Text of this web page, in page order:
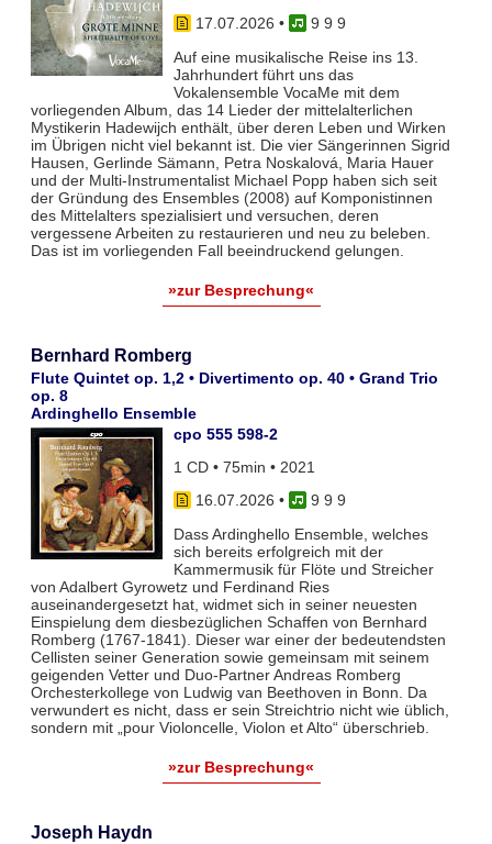
17.07.2026 •
9 9 9
Auf eine musikalische Reise ins 13.
Jahrhundert führt uns das
Vokalensemble VocaMe mit dem
vorliegenden Album, das 14 Lieder der mittelalterlichen
Mystikerin Hadewijch enthält, über deren Leben und Wirken
im Übrigen nicht viel bekannt ist. Die vier Sängerinnen Sigrid
Hausen, Gerlinde Sämann, Petra Noskalová, Maria Hauer
und der Multi-Instrumentalist Michael Popp haben sich seit
der Gründung des Ensembles (2008) auf Komponistinnen
des Mittelalters spezialisiert und versuchen, deren
vergessene Arbeiten zu restaurieren und neu zu beleben.
Das ist im vorliegenden Fall beeindruckend gelungen.
»zur Besprechung«
Bernhard Romberg
Flute Quintet op. 1,2 • Divertimento op. 40 • Grand Trio
op. 8
Ardinghello Ensemble
cpo 555 598-2
1 CD • 75min • 2021
16.07.2026 •
9 9 9
Dass Ardinghello Ensemble, welches
sich bereits erfolgreich mit der
Kammermusik für Flöte und Streicher
von Adalbert Gyrowetz und Ferdinand Ries
auseinandergesetzt hat, widmet sich in seiner neuesten
Einspielung dem diesbezüglichen Schaffen von Bernhard
Romberg (1767-1841). Dieser war einer der bedeutendsten
Cellisten seiner Generation sowie gemeinsam mit seinem
geigenden Vetter und Duo-Partner Andreas Romberg
Orchesterkollege von Ludwig van Beethoven in Bonn. Da
verwundert es nicht, dass er sein Streichtrio nicht wie üblich,
sondern mit „pour Violoncelle, Violon et Alto“ überschrieb.
»zur Besprechung«
Joseph Haydn